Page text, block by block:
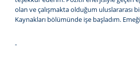
olan ve çalışmakta olduğum uluslararası
Kaynakları bölümünde işe başladım.
-